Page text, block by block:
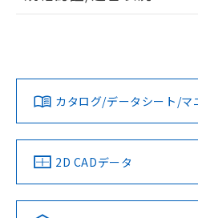
ログイン/会
ダウンロードデータをご利用いた
みください。
ソフトウェアの使用条件
EU RoHS 注意事項・凡例
対応済み
中国 RoHS 注意事項・凡例
LR型式承認
（イギリス
船舶規格）
DNV型式承認
（ノルウェー
Yes No
カタログ/データシート/マ
2D CADデータ
り、2022年1月12日より